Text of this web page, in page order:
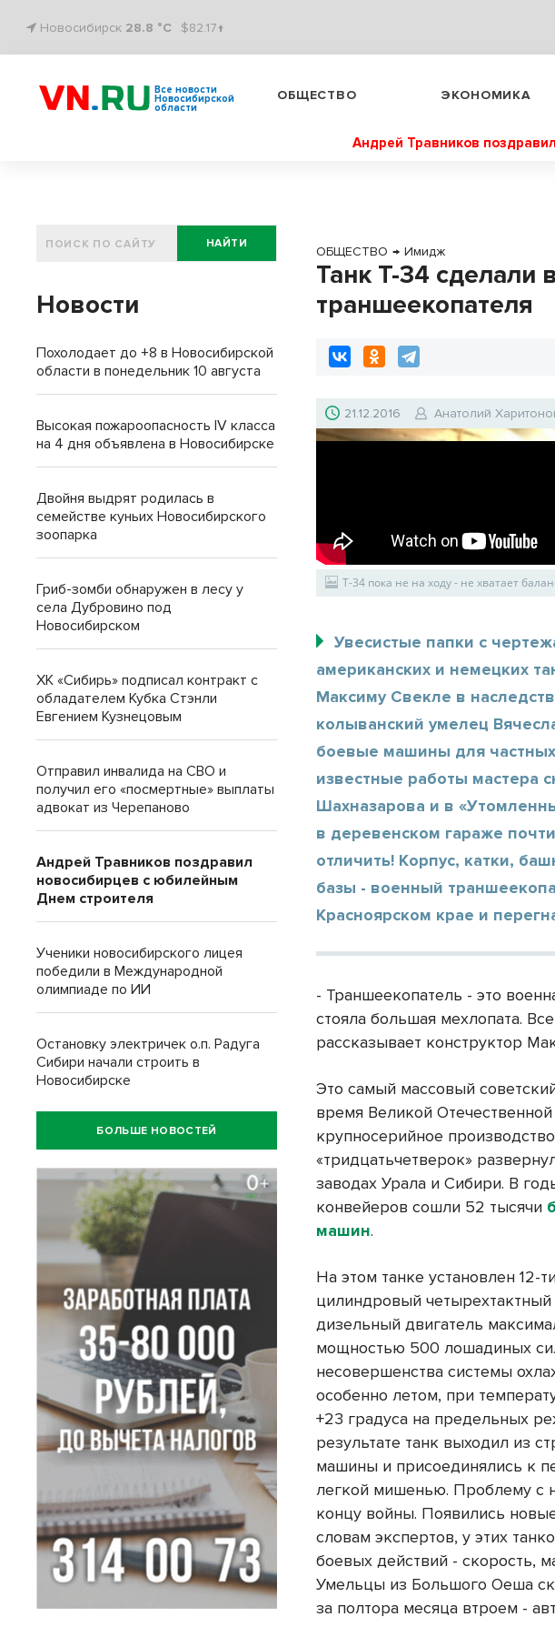
Новосибирск 28.8 °C $82.17↑
Все новости
Новосибирской
области
ОБЩЕСТВО ЭКОНОМИКА
Андрей Травников
ОБЩЕСТВО → Имидж
Танк Т-34 сделали
траншеекопателя
21.12.2016 Анатолий
Т-34 пока не на ходу - не хватает
Увесистые папки с
американских и немецких
Максиму Свекле в
колыванский умелец
боевые машины для
известные работы мастера
Шахназарова и в
в деревенском гараже
отличить! Корпус, катки,
базы - военный
Красноярском крае и
- Траншеекопатель - это
стояла большая мехлопата.
рассказывает конструктор
Это самый массовый
время Великой Отечественной
крупносерийное производство
«тридцатьчетверок»
заводах Урала и Сибири. В
конвейеров сошли 52 тысячи
машин.
На этом танке установлен 12-
цилиндровый четырехтактный
дизельный двигатель
мощностью 500 лошадиных
несовершенства системы
особенно летом, при
+23 градуса на предельных
результате танк выходил из
машины и присоединялись к
легкой мишенью. Проблему с
концу войны. Появились
словам экспертов, у этих
боевых действий - скорость,
Умельцы из Большого Оеша
за полтора месяца втроем -
НАЙТИ
Новости
Похолодает до +8 в Новосибирской
области в понедельник 10 августа
Высокая пожароопасность IV класса
на 4 дня объявлена в Новосибирске
Двойня выдрят родилась в
семействе куньих Новосибирского
зоопарка
Гриб-зомби обнаружен в лесу у
села Дубровино под
Новосибирском
ХК «Сибирь» подписал контракт с
обладателем Кубка Стэнли
Евгением Кузнецовым
Отправил инвалида на СВО и
получил его «посмертные» выплаты
адвокат из Черепаново
Андрей Травников поздравил
новосибирцев с юбилейным
Днем строителя
Ученики новосибирского лицея
победили в Международной
олимпиаде по ИИ
Остановку электричек о.п. Радуга
Сибири начали строить в
Новосибирске
БОЛЬШЕ НОВОСТЕЙ